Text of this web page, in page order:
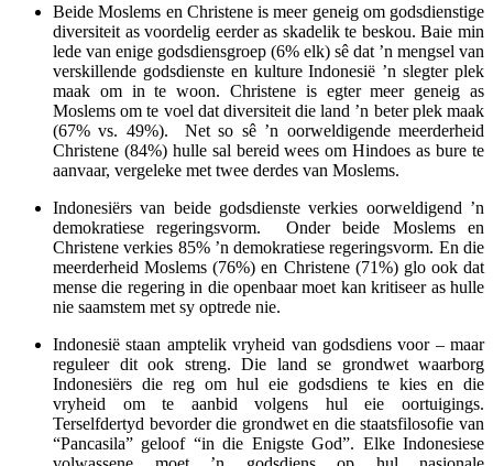
Beide Moslems en Christene is meer geneig om godsdienstige
diversiteit as voordelig eerder as skadelik te beskou. Baie min
lede van enige godsdiensgroep (6% elk) sê dat ’n mengsel van
verskillende godsdienste en kulture Indonesië ’n slegter plek
maak om in te woon. Christene is egter meer geneig as
Moslems om te voel dat diversiteit die land ’n beter plek maak
(67% vs. 49%). Net so sê ’n oorweldigende meerderheid
Christene (84%) hulle sal bereid wees om Hindoes as bure te
aanvaar, vergeleke met twee derdes van Moslems.
Indonesiërs van beide godsdienste verkies oorweldigend ’n
demokratiese regeringsvorm. Onder beide Moslems en
Christene verkies 85% ’n demokratiese regeringsvorm. En die
meerderheid Moslems (76%) en Christene (71%) glo ook dat
mense die regering in die openbaar moet kan kritiseer as hulle
nie saamstem met sy optrede nie.
Indonesië staan ​​amptelik vryheid van godsdiens voor – maar
reguleer dit ook streng. Die land se grondwet waarborg
Indonesiërs die reg om hul eie godsdiens te kies en die
vryheid om te aanbid volgens hul eie oortuigings.
Terselfdertyd bevorder die grondwet en die staatsfilosofie van
“Pancasila” geloof “in die Enigste God”. Elke Indonesiese